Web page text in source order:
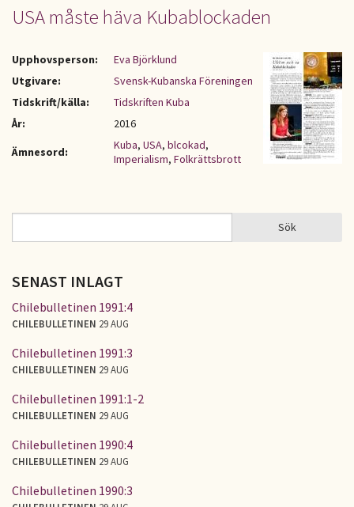
USA måste häva Kubablockaden
Upphovsperson:
Eva Björklund
Utgivare:
Svensk-Kubanska Föreningen
Tidskrift/källa:
Tidskriften Kuba
År:
2016
Ämnesord:
Kuba, USA, blcokad,
Imperialism, Folkrättsbrott
SÖKFORMULÄR Sök
SENAST INLAGT
Chilebulletinen 1991:4
CHILEBULLETINEN 29 AUG
Chilebulletinen 1991:3
CHILEBULLETINEN 29 AUG
Chilebulletinen 1991:1-2
CHILEBULLETINEN 29 AUG
Chilebulletinen 1990:4
CHILEBULLETINEN 29 AUG
Chilebulletinen 1990:3